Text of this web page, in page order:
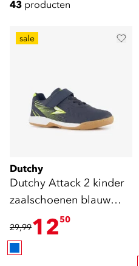
43 producten
sale
Dutchy
Dutchy Attack 2 kinder
zaalschoenen blauw
29,991250